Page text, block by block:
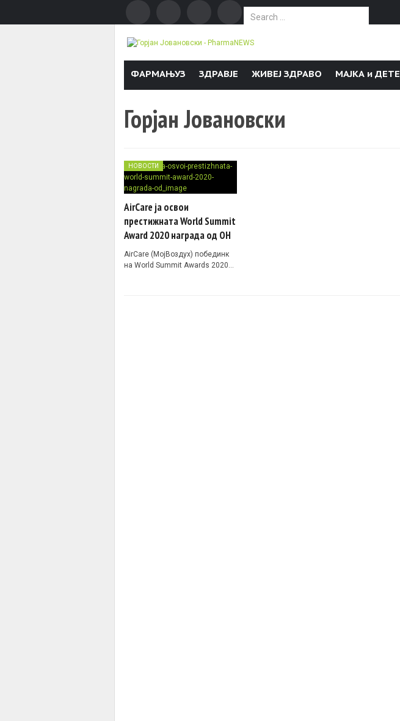
Search for:
ФАРМАЊУЗ ЗДРАВЈЕ ЖИВЕЈ ЗДРАВО МАЈКА и ДЕТЕ
Горјан Јовановски
НОВОСТИ
AirCare ја освои
престижната World Summit
Award 2020 награда од ОН
AirCare (МојВоздух) побединк
на World Summit Awards 2020…